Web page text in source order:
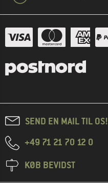
SEND EN MAIL TIL OS!
+49 71 21 70 12 0
KØB BEVIDST